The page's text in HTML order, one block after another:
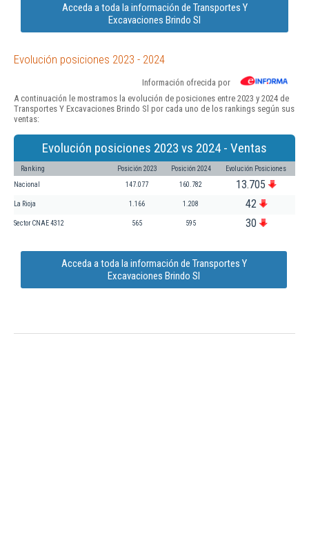
Acceda a toda la información de Transportes Y
Excavaciones Brindo Sl
Evolución posiciones 2023 - 2024
Información ofrecida por
A continuación le mostramos la evolución de posiciones entre 2023 y 2024 de
Transportes Y Excavaciones Brindo Sl por cada uno de los rankings según sus
ventas:
Evolución posiciones 2023 vs 2024 - Ventas
Ranking Posición 2023 Posición 2024 Evolución Posiciones
Nacional 147.077 160.782 13.705
La Rioja 1.166 1.208 42
Sector CNAE 4312 565 595 30
Acceda a toda la información de Transportes Y
Excavaciones Brindo Sl